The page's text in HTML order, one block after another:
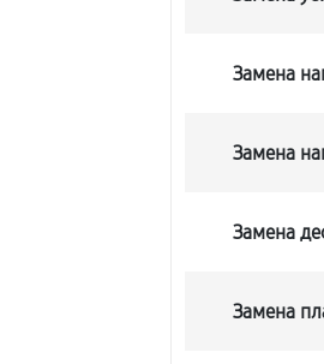
Замена
Замена
Замена
Замена